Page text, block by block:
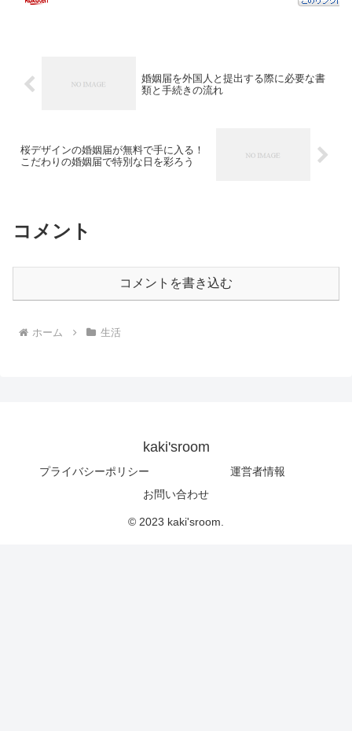
婚姻届を外国人と提出する際に必要な書
類と手続きの流れ
桜デザインの婚姻届が無料で手に入る！
こだわりの婚姻届で特別な日を彩ろう
コメント
コメントを書き込む
ホーム 生活
kaki'sroom
プライバシーポリシー
運営者情報
お問い合わせ
© 2023 kaki'sroom.